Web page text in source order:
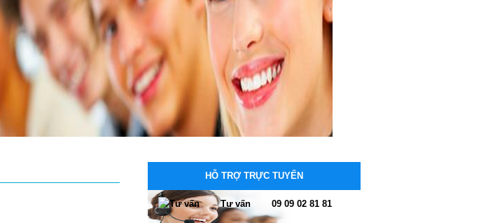
HỖ TRỢ TRỰC TUYẾN
Tư vấn 09 09 02 81 81